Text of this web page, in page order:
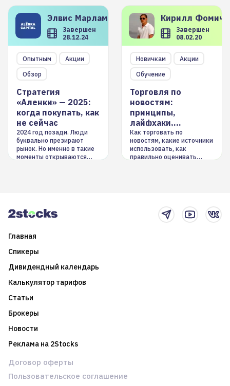
Элвис Марламов
Завершен
28.12.24
Опытным
Акции
Обзор
Стратегия
«Аленки» — 2025:
когда покупать, как
не сейчас
2024 год позади. Люди
буквально презирают
рынок. Но именно в такие
моменты открываются
Кирилл
Завершен
08.02.20
Новичкам
Акции
Обучение
Торговля по
новостям:
принципы,
лайфхаки,
инструменты
Как торговать по
новостям, какие источники
использовать, как
правильно оценивать
Главная
Спикеры
Дивидендный календарь
Калькулятор тарифов
Статьи
Брокеры
Новости
Реклама на 2Stocks
Договор оферты
Пользовательское соглашение